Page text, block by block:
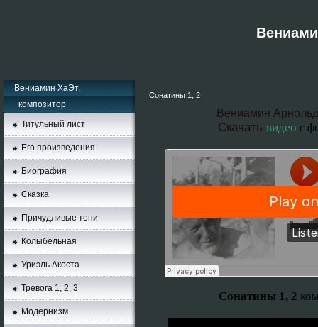
Вениамин ХаЭт,
композитор
Титульный лист
Его произведения
Биография
Сказка
Причудливые тени
Колыбельная
Уриэль Акоста
Тревога 1, 2, 3
Moдернизм
Сонатины 1, 2
Вениамин
Скачать видео с
Сонатины 1, 2